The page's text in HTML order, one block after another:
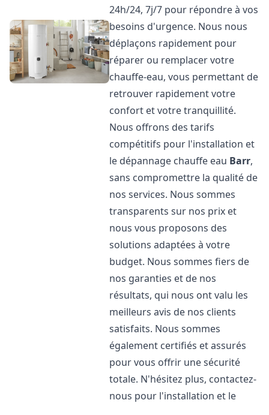
24h/24, 7j/7 pour répondre à vos
besoins d'urgence. Nous nous
déplaçons rapidement pour
réparer ou remplacer votre
chauffe-eau, vous permettant de
retrouver rapidement votre
confort et votre tranquillité.
Nous offrons des tarifs
compétitifs pour l'installation et
le dépannage chauffe eau Barr,
sans compromettre la qualité de
nos services. Nous sommes
transparents sur nos prix et
nous vous proposons des
solutions adaptées à votre
budget. Nous sommes fiers de
nos garanties et de nos
résultats, qui nous ont valu les
meilleurs avis de nos clients
satisfaits. Nous sommes
également certifiés et assurés
pour vous offrir une sécurité
totale. N'hésitez plus, contactez-
nous pour l'installation et le